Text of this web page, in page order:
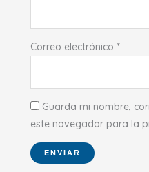
Correo electrónico *
Guarda mi nombre,
este navegador para la